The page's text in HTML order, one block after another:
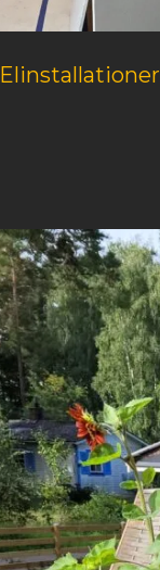
Elinstallationer